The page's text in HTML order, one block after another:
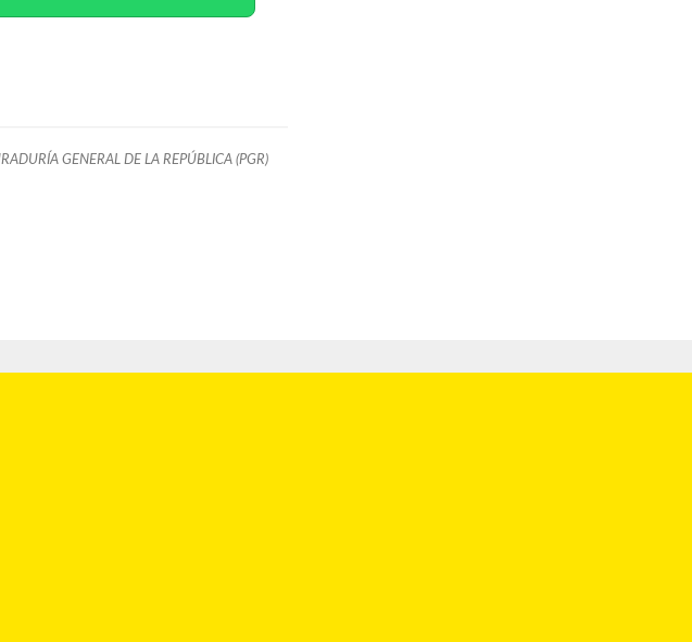
GENERAL DE LA REPÚBLICA (PGR)